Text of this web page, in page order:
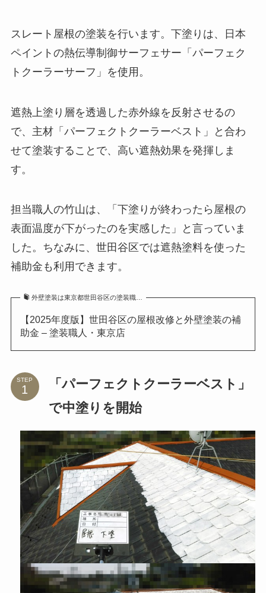
スレート屋根の塗装を行います。下塗りは、日本
ペイントの熱伝導制御サーフェサー「パーフェク
トクーラーサーフ」を使用。
遮熱上塗り層を透過した赤外線を反射させるの
で、主材「パーフェクトクーラーベスト」と合わ
せて塗装することで、高い遮熱効果を発揮しま
す。
担当職人の竹山は、「下塗りが終わったら屋根の
表面温度が下がったのを実感した」と言っていま
した。ちなみに、世田谷区では遮熱塗料を使った
補助金も利用できます。
外壁塗装は東京都世田谷区の塗装職…
【2025年度版】世田谷区の屋根改修と外壁塗装の補
助金 – 塗装職人・東京店
STEP
「パーフェクトクーラーベスト」
で中塗りを開始